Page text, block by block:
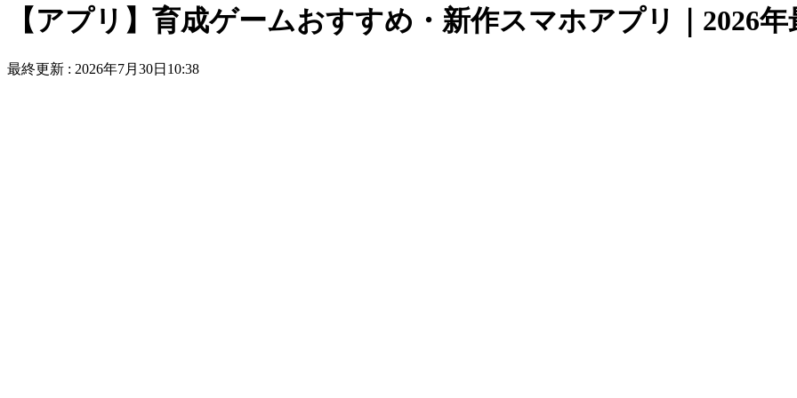
【アプリ】育成ゲームおすすめ・新作スマホアプリ｜2026年
最終更新 : 2026年7月30日10:38